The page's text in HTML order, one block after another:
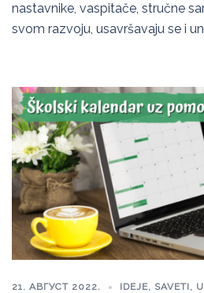
nastavnike, vaspitače, stručne
svom razvoju, usavršavaju se i
21. АВГУСТ 2022. IDEJE, SAVETI,